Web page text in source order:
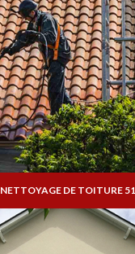
NETTOYAGE DE TOITURE 51